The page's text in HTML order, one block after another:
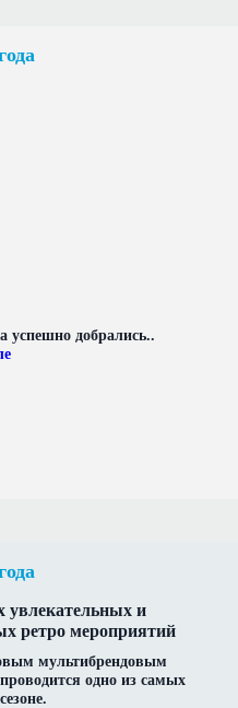
успешно добрались..
увлекательных и
ретро мероприятий
мультибрендовым
одно из самых